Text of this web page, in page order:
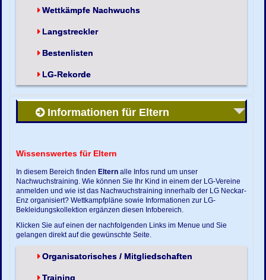
Wettkämpfe Nachwuchs
Langstreckler
Bestenlisten
LG-Rekorde
Informationen für Eltern
Wissenswertes für Eltern
In diesem Bereich finden Eltern alle Infos rund um unser
Nachwuchstraining. Wie können Sie Ihr Kind in einem der LG-Vereine
anmelden und wie ist das Nachwuchstraining innerhalb der LG Neckar-
Enz organisiert? Wettkampfpläne sowie Informationen zur LG-
Bekleidungskollektion ergänzen diesen Infobereich.
Klicken Sie auf einen der nachfolgenden Links im Menue und Sie
gelangen direkt auf die gewünschte Seite.
Organisatorisches / Mitgliedschaften
Training